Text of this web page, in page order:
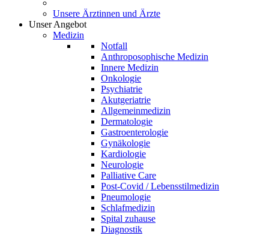
Unsere Ärztinnen und Ärzte
Unser Angebot
Medizin
Notfall
Anthroposophische Medizin
Innere Medizin
Onkologie
Psychiatrie
Akutgeriatrie
Allgemeinmedizin
Dermatologie
Gastroenterologie
Gynäkologie
Kardiologie
Neurologie
Palliative Care
Post-Covid / Lebensstilmedizin
Pneumologie
Schlafmedizin
Spital zuhause
Diagnostik